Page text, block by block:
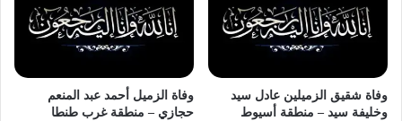
وفاة شقيق الزميلين عادل سيد
وخليفة سيد – منطقة أسيوط
وفاة الزميل أحمد عبد المنعم
حجازي – منطقة غرب طنطا